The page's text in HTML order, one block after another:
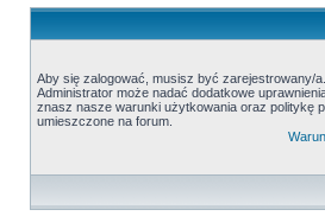
Aby się zalogować, musisz być zarejestrowany/
Administrator może nadać dodatkowe
znasz nasze warunki użytkowania oraz politykę
umieszczone na forum.